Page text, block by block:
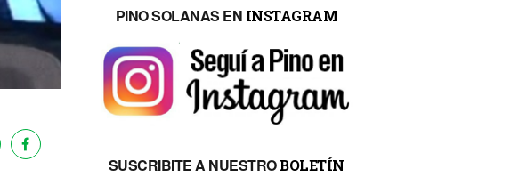
PINO SOLANAS EN INSTAGRAM
SUSCRIBITE A NUESTROBOLETÍN